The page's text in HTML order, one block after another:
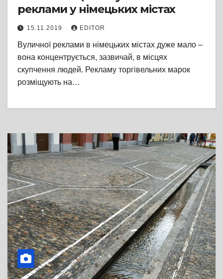
реклами у німецьких містах
15.11.2019 EDITOR
Вуличної реклами в німецьких містах дуже мало –
вона концентрується, зазвичай, в місцях
скупчення людей. Рекламу торгівельних марок
розміщують на…